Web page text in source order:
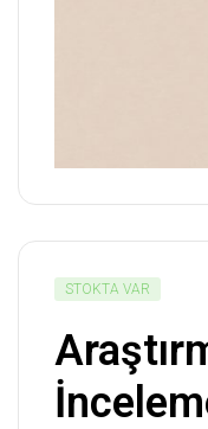
STOKTA VAR